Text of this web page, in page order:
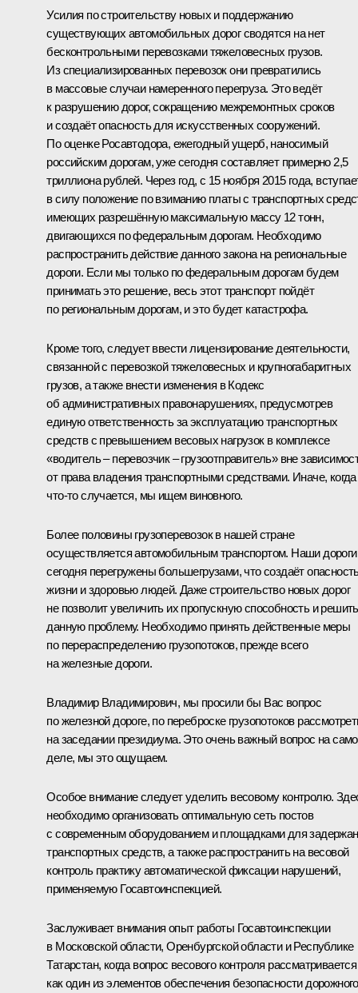
Усилия по строительству новых и поддержанию
существующих автомобильных дорог сводятся на нет
бесконтрольными перевозками тяжеловесных грузов.
Из специализированных перевозок они превратились
в массовые случаи намеренного перегруза. Это ведёт
к разрушению дорог, сокращению межремонтных сроков
и создаёт опасность для искусственных сооружений.
По оценке Росавтодора, ежегодный ущерб, наносимый
российским дорогам, уже сегодня составляет примерно 2,5
триллиона рублей. Через год, с 15 ноября 2015 года,
в силу положение по взиманию платы с транспортных
имеющих разрешённую максимальную массу 12 тонн,
двигающихся по федеральным дорогам. Необходимо
распространить действие данного закона на региональные
дороги. Если мы только по федеральным дорогам будем
принимать это решение, весь этот транспорт пойдёт
по региональным дорогам, и это будет катастрофа.
Кроме того, следует ввести лицензирование деятельности,
связанной с перевозкой тяжеловесных и крупногабаритных
грузов, а также внести изменения в Кодекс
об административных правонарушениях, предусмотрев
единую ответственность за эксплуатацию транспортных
средств с превышением весовых нагрузок в комплексе
«водитель – перевозчик – грузоотправитель» вне
от права владения транспортными средствами. Иначе, когда
что‑то случается, мы ищем виновного.
Более половины грузоперевозок в нашей стране
осуществляется автомобильным транспортом. Наши дороги
сегодня перегружены большегрузами, что создаёт
жизни и здоровью людей. Даже строительство новых дорог
не позволит увеличить их пропускную способность и решить
данную проблему. Необходимо принять действенные меры
по перераспределению грузопотоков, прежде всего
на железные дороги.
Владимир Владимирович, мы просили бы Вас вопрос
по железной дороге, по переброске грузопотоков
на заседании президиума. Это очень важный вопрос на
деле, мы это ощущаем.
Особое внимание следует уделить весовому контролю.
необходимо организовать оптимальную сеть постов
с современным оборудованием и площадками для
транспортных средств, а также распространить на весовой
контроль практику автоматической фиксации нарушений,
применяемую Госавтоинспекцией.
Заслуживает внимания опыт работы Госавтоинспекции
в Московской области, Оренбургской области и Республике
Татарстан, когда вопрос весового контроля рассматривается
как один из элементов обеспечения безопасности дорожного